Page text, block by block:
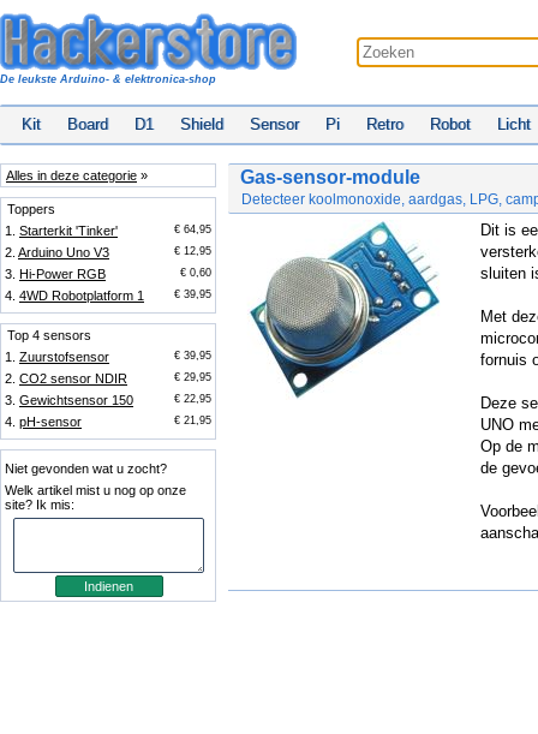
De leukste Arduino- & elektronica-shop
Kit Board D1 Shield Sensor Pi Retro Robot Licht
Alles in deze categorie »
Toppers
1. Starterkit 'Tinker' € 64,95
2. Arduino Uno V3 € 12,95
3. Hi-Power RGB € 0,60
4. 4WD Robotplatform 1 € 39,95
Top 4 sensors
1. Zuurstofsensor € 39,95
2. CO2 sensor NDIR € 29,95
3. Gewichtsensor 150 € 22,95
4. pH-sensor € 21,95
Niet gevonden wat u zocht?
Welk artikel mist u nog op onze
site? Ik mis:
Gas-sensor-module
Detecteer koolmonoxide, aardgas, LPG,
Dit is
sluiten
Met
fornuis
Deze
UNO
Op de
de